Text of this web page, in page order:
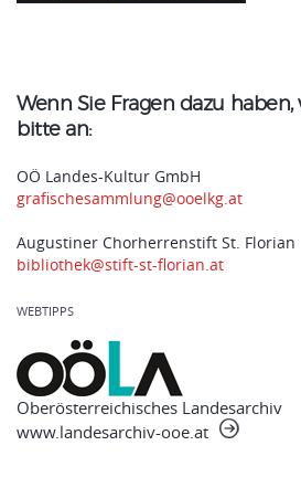
Wenn Sie Fragen dazu
bitte an:
OÖ Landes-Kultur GmbH
grafischesammlung@ooelkg.at
Augustiner Chorherrenstift St. Florian
bibliothek@stift-st-florian.at
WEBTIPPS
Oberösterreichisches Landesarchiv
www.landesarchiv-ooe.at